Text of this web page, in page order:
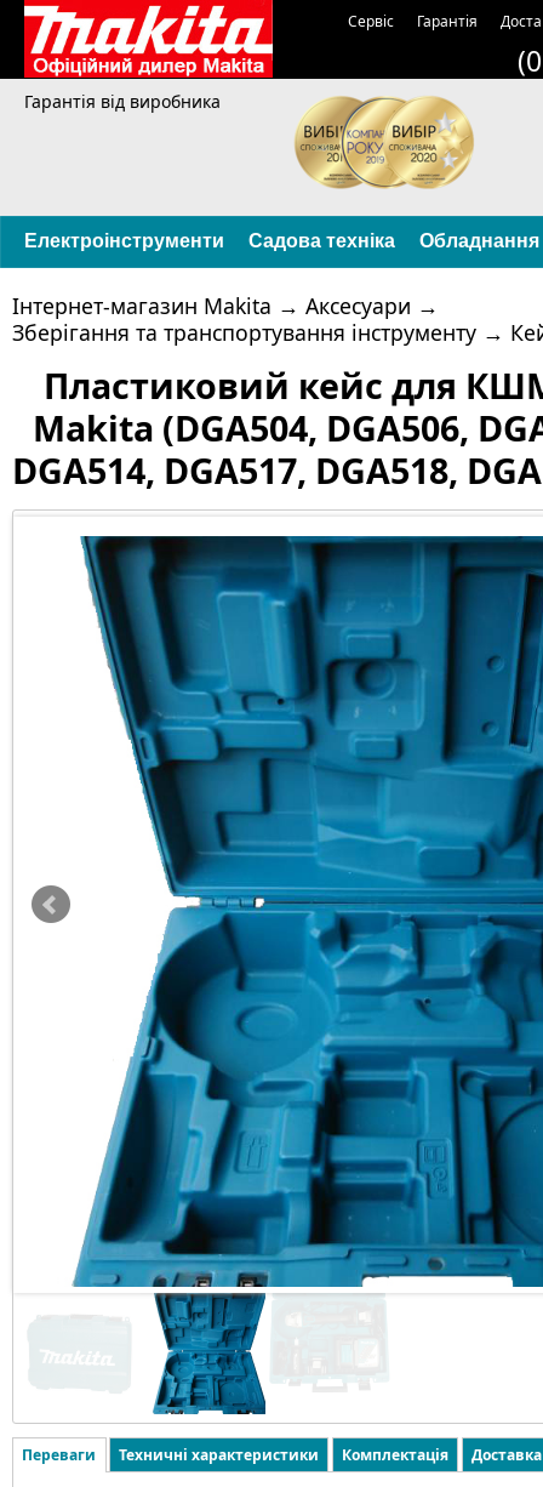
Сервіс Гарантія
Гарантія від виробника
Електроінструменти Садова техніка Обладнання
Інтернет-магазин Makita → Аксесуари →
Зберігання та транспортування інструменту →
Пластиковий кейс для
Makita (DGA504, DGA506,
DGA514, DGA517, DGA518,
Переваги Техничні характеристики Комплектація